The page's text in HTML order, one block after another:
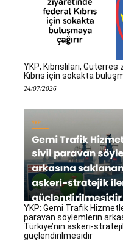
YKP; Kıbrıslıları,
Kıbrıs için sokakta
24/07/2026
YKP: Gemi Trafik
paravan söylemlerin
Türkiye’nin askeri-
güçlendirilmesidir